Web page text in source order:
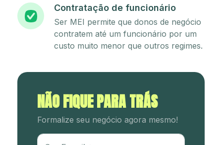
Contratação de funcionário
Ser MEI permite que donos de negócio
contratem até um funcionário por um
custo muito menor que outros regimes.
NÃO FIQUE PARA TRÁS
Formalize seu negócio agora mesmo!
Utm Content